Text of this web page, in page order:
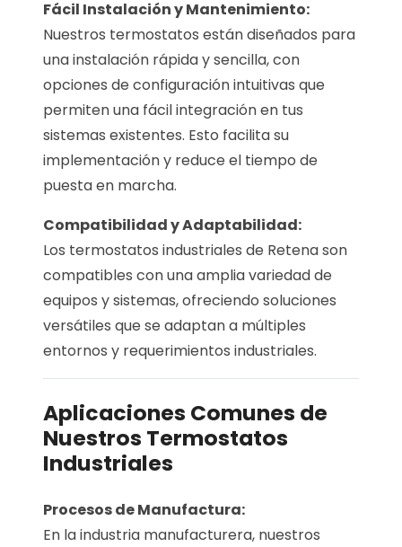
Fácil Instalación y Mantenimiento:
Nuestros termostatos están diseñados para
una instalación rápida y sencilla, con
opciones de configuración intuitivas que
permiten una fácil integración en tus
sistemas existentes. Esto facilita su
implementación y reduce el tiempo de
puesta en marcha.
Compatibilidad y Adaptabilidad:
Los termostatos industriales de Retena son
compatibles con una amplia variedad de
equipos y sistemas, ofreciendo soluciones
versátiles que se adaptan a múltiples
entornos y requerimientos industriales.
Aplicaciones Comunes de
Nuestros Termostatos
Industriales
Procesos de Manufactura:
En la industria manufacturera, nuestros